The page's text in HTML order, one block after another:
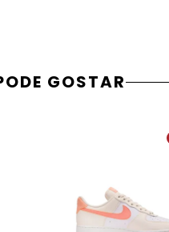
GOSTAR